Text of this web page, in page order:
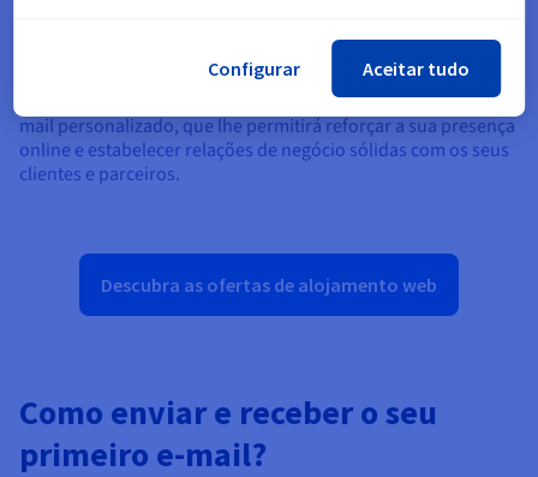
e-mail personalizado após a confirmação da
Estas etapas simples irão ajudá-lo a criar um endereço de e-
mail personalizado, que lhe permitirá reforçar a sua presença
online e estabelecer relações de negócio sólidas com os seus
clientes e parceiros.
Descubra as ofertas de alojamento web
Como enviar e receber o seu
primeiro e-mail?
Configurar Aceitar tudo